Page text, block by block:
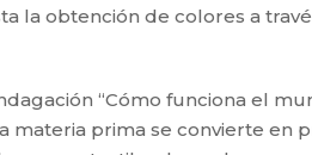
la obtención de colores a
“Cómo funciona el
prima se convierte en